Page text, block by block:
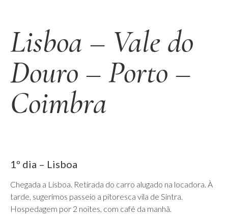
Lisboa – Vale do
Douro – Porto –
Coimbra
1º dia – Lisboa
Chegada a Lisboa. Retirada do carro alugado na locadora. À
tarde, sugerimos passeio a pitoresca vila de Sintra.
Hospedagem por 2 noites, com café da manhã.